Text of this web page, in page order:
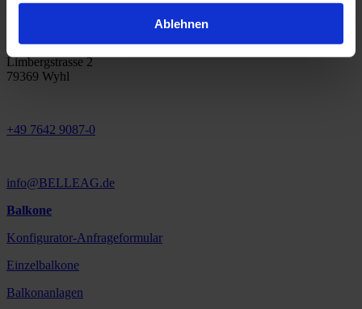
Ablehnen
BELLE AG
Limbergstrasse 2
79369 Wyhl
+49 7642 9087-0
info@BELLEAG.de
Balkone
Konfigurator-Anfrageformular
Einzelbalkone
Balkonanlagen